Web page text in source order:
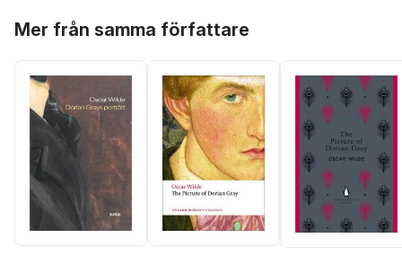
Mer från samma författare